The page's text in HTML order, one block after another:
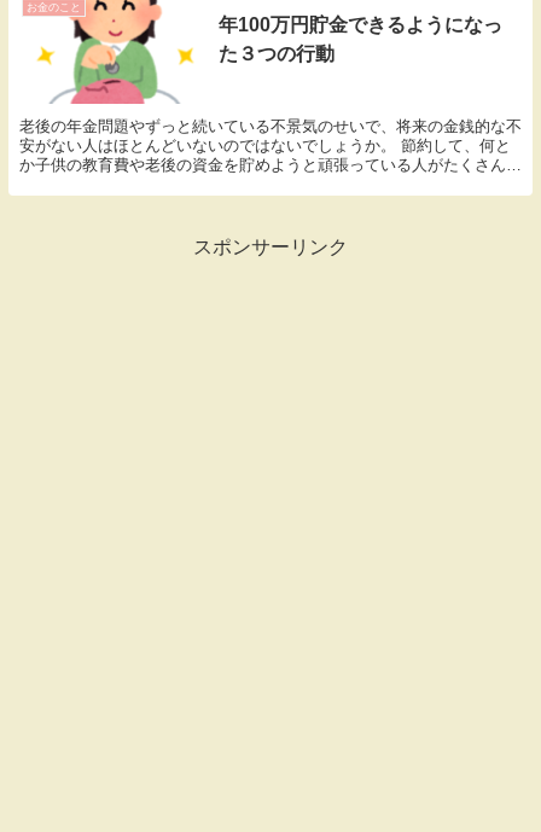
お金のこと
年100万円貯金できるようになっ
た３つの行動
老後の年金問題やずっと続いている不景気のせいで、将来の金銭的な不
安がない人はほとんどいないのではないでしょうか。 節約して、何と
か子供の教育費や老後の資金を貯めようと頑張っている人がたくさんい
スポンサーリンク